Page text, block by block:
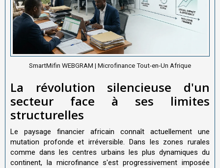
SmartMifin WEBGRAM | Microfinance Tout-en-Un Afrique
La révolution silencieuse d'un
secteur face à ses limites
structurelles
Le paysage financier africain connaît actuellement une
mutation profonde et irréversible. Dans les zones rurales
comme dans les centres urbains les plus dynamiques du
continent, la microfinance s'est progressivement imposée